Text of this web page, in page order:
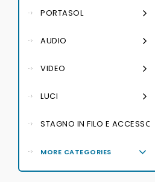
PORTASOL
AUDIO
VIDEO
LUCI
STAGNO IN FILO E
MORE CATEGORIES